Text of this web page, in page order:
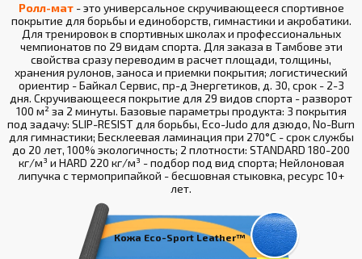
Ролл-мат- это универсальное скручивающееся спортивное
покрытие для борьбы и единоборств, гимнастики и акробатики.
Для тренировок в спортивных школах и профессиональных
чемпионатов по 29 видам спорта. Для заказа в Тамбове эти
свойства сразу переводим в расчет площади, толщины,
хранения рулонов, заноса и приемки покрытия; логистический
ориентир - Байкал Сервис, пр-д Энергетиков, д. 30, срок - 2-3
дня. Скручивающееся покрытие для 29 видов спорта - разворот
100 м² за 2 минуты. Базовые параметры продукта: 3 покрытия
под задачу: SLIP-RESIST для борьбы, Eco-Judo для дзюдо, No-Burn
для гимнастики; Бесклеевая ламинация при 270°С - срок службы
до 20 лет, 100% экологичность; 2 плотности: STANDARD 180-200
кг/м³ и HARD 220 кг/м³ - подбор под вид спорта; Нейлоновая
липучка с термоприпайкой - бесшовная стыковка, ресурс 10+
лет.
Кожа Eco-Sport Leather™